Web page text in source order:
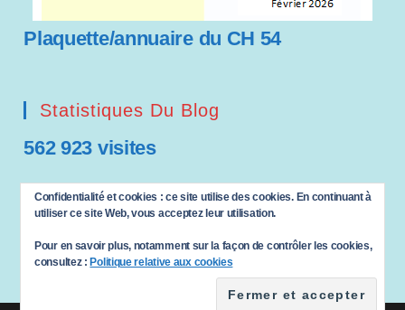
Plaquette/annuaire du CH 54
Statistiques Du Blog
562 923 visites
Saisissez votre adresse e-mail…
ABONNEZ-VOUS
Confidentialité et cookies : ce site utilise des cookies. En continuant à
utiliser ce site Web, vous acceptez leur utilisation.
Pour en savoir plus, notamment sur la façon de contrôler les cookies,
consultez : Politique relative aux cookies